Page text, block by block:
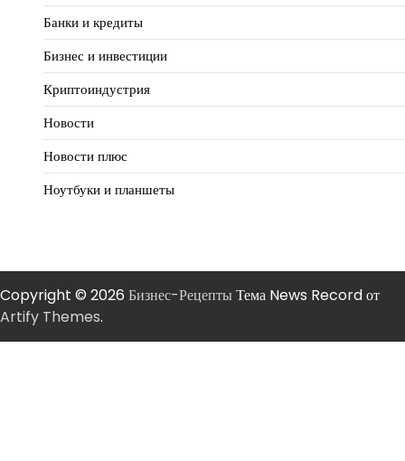
Банки и кредиты
Бизнес и инвестиции
Криптоиндустрия
Новости
Новости плюс
Ноутбуки и планшеты
Copyright © 2026 Бизнес-РецептыТема News Record от
Artify Themes.